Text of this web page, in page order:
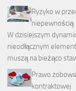
Ryzyko w
niepewnością
W dzisiejszym
nieodłącznym
muszą na bieżąco
Prawo
kontraktowej